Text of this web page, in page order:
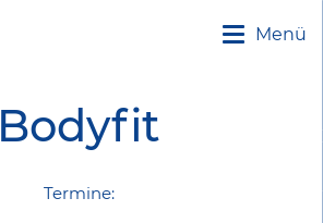
Menü
Bodyfit
Termine: